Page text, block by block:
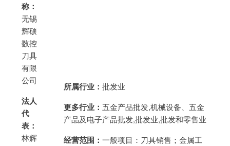
称：
无锡
辉硕
数控
刀具
有限
公司
法人
代
表：
林辉
所属行业： 批发业
更多行业： 五金产品批发,机械设备、五金
产品及电子产品批发,批发业,批发和零售业
经营范围： 一般项目：刀具销售；金属工